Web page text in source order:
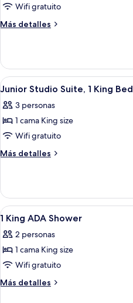
1
King
Wifi gratuito
Más detalles
Más
1
cama
King
Abrir
todas
las
fotos
de
Junior
1
King
Bed
6
Junior Studio Suite, 1 King Bed
3 personas
1 cama King size
Wifi gratuito
Más detalles
Más
Studio
Suite,
1
Bed
Abrir
todas
las
fotos
de
1
7
1 King ADA Shower
2 personas
1 cama King size
Wifi gratuito
Más detalles
Más